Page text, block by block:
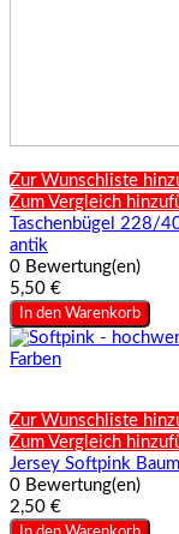
Zur Wunschliste
Zum Vergleich
Taschenbügel 228/
antik
0 Bewertung(en)
5,50 €
In den Warenkorb
Zur Wunschliste
Zum Vergleich
Jersey Softpink
0 Bewertung(en)
2,50 €